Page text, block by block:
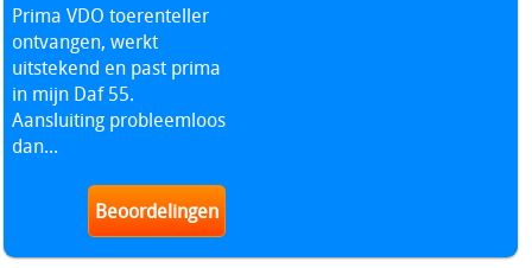
Prima VDO toerenteller
ontvangen, werkt
uitstekend en past prima
in mijn Daf 55.
Aansluiting probleemloos
dan...
Beoordelingen